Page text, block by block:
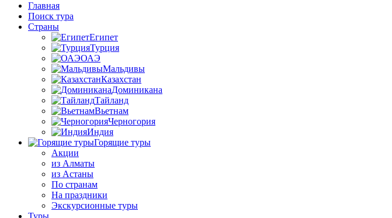
Главная
Поиск тура
Страны
Египет
Турция
ОАЭ
Мальдивы
Казахстан
Доминикана
Тайланд
Вьетнам
Черногория
Индия
Горящие туры
Акции
из Алматы
из Астаны
По странам
На праздники
Экскурсионные туры
Туры